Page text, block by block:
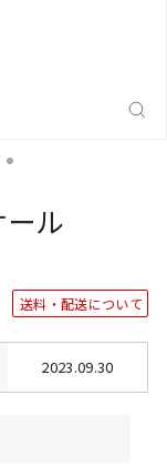
ル
送料・配送について
2023.09.30